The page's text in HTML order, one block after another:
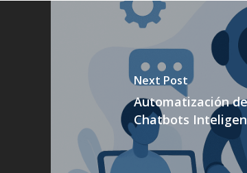
Next Post
Automatización
Chatbots